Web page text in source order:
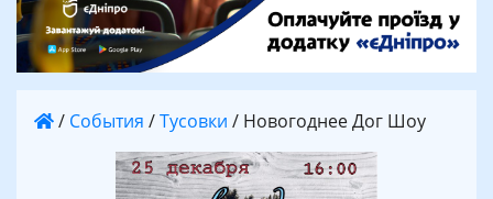
/ События /Тусовки / Новогоднее Дог Шоу